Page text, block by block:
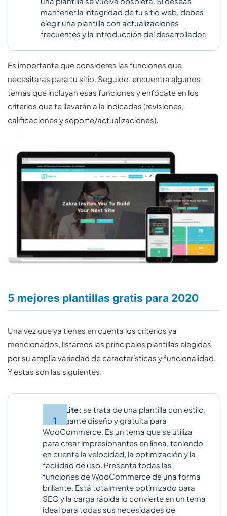
mantener la integridad de tu sitio web, debes
elegir una plantilla con actualizaciones
frecuentes y la introducción del desarrollador.
Es importante que consideres las funciones que
necesitaras para tu sitio. Seguido, encuentra algunos
temas que incluyan esas funciones y enfócate en los
criterios que te llevarán a la indicadas (revisiones,
calificaciones y soporte/actualizaciones).
5 mejores plantillas gratis para 2020
Una vez que ya tienes en cuenta los criterios ya
mencionados, listamos las principales plantillas elegidas
por su amplia variedad de características y funcionalidad.
Y estas son las siguientes:
Zigcy Lite: se trata de una plantilla con estilo,
de elegante diseño y gratuita para
WooCommerce. Es un tema que se utiliza
para crear impresionantes en línea, teniendo
en cuenta la velocidad, la optimización y la
facilidad de uso. Presenta todas las
funciones de WooCommerce de una forma
brillante. Está totalmente optimizado para
SEO y la carga rápida lo convierte en un tema
ideal para todas sus necesidades de